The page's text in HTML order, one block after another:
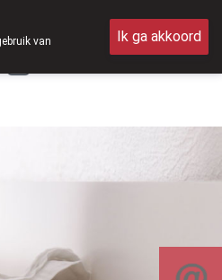
van
Ik ga akkoord